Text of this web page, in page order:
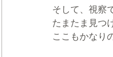
そして、視察
たまたま見つ
ここもかなり